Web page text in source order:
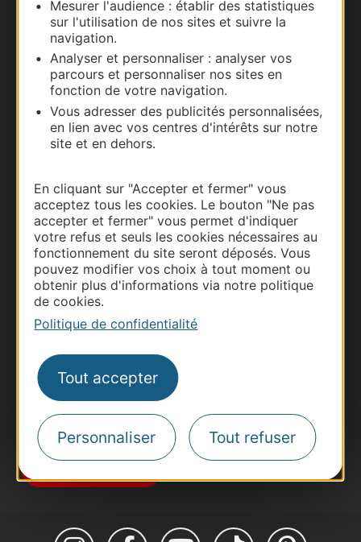
Mesurer l'audience : établir des statistiques
sur l'utilisation de nos sites et suivre la
navigation.
Analyser et personnaliser : analyser vos
parcours et personnaliser nos sites en
fonction de votre navigation.
Vous adresser des publicités personnalisées,
en lien avec vos centres d'intérêts sur notre
site et en dehors.
En cliquant sur "Accepter et fermer" vous
acceptez tous les cookies. Le bouton "Ne pas
accepter et fermer" vous permet d'indiquer
votre refus et seuls les cookies nécessaires au
fonctionnement du site seront déposés. Vous
pouvez modifier vos choix à tout moment ou
obtenir plus d'informations via notre politique
de cookies.
Politique de confidentialité
Tout accepter
Personnaliser Tout refuser
Carte interactive
Documentation
Thermalisme
Business/Mice
Pros d'Occitanie
Site presse et d'influence
Voyagistes
Destination Sport
Destination Occitanie pour recevoir des
suggestions de séjours, de visites et de sorties.
Je m'abonne